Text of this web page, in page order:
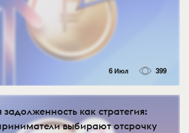
6 Июл 399
как стратегия:
выбирают отсрочку